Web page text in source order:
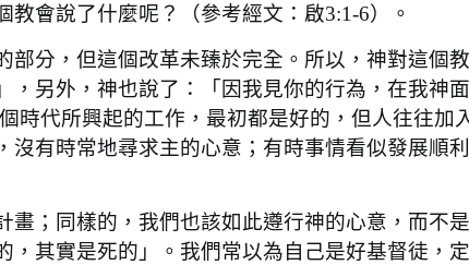
會說了什麼呢？（參考經文：啟3:1-6）。
分，但這個改革未臻於完全。所以，神對這個教
，另外，神也說了：「因我見你的行為，在我神
時代所興起的工作，最初都是好的，但人往往加
有時常地尋求主的心意；有時事情看似發展順
；同樣的，我們也該如此遵行神的心意，而不
其實是死的」。我們常以為自己是好基督徒，